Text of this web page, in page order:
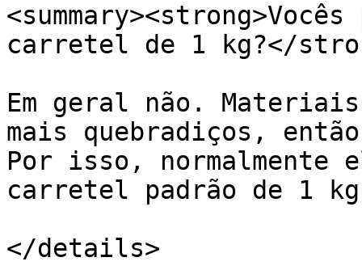
carretel de 1 kg?</
Em geral não.
mais quebradiços,
Por isso, normalmente
carretel padrão de 1
</details>